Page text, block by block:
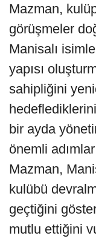
Mazman,
görüşmeler
Manisalı
yapısı
sahipliğini
bir ayda
önemli adımlar
Mazman,
kulübü
geçtiğini
mutlu ettiğini